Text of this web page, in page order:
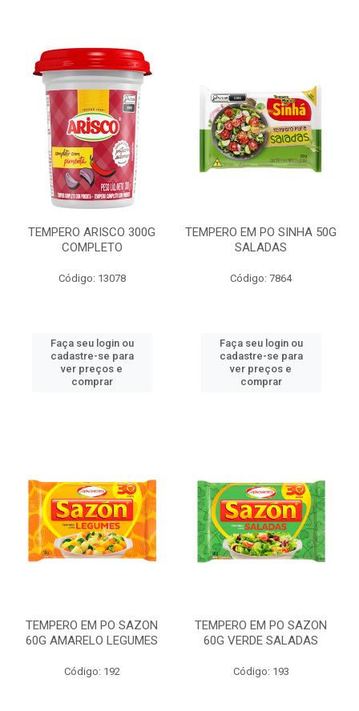
TEMPERO ARISCO 300G
COMPLETO
Código: 13078
Faça seu login ou
cadastre-se para
ver preços e
comprar
TEMPERO EM PO SINHA 50G
SALADAS
Código: 7864
Faça seu login ou
cadastre-se para
ver preços e
comprar
TEMPERO EM PO SAZON
60G AMARELO LEGUMES
Código: 192
TEMPERO EM PO SAZON
60G VERDE SALADAS
Código: 193